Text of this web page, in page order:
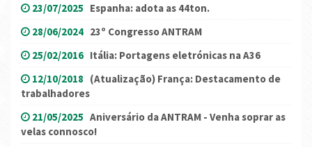
23/07/2025 Espanha: adota as 44ton.
28/06/2024 23º Congresso ANTRAM
25/02/2016 Itália: Portagens eletrónicas na A36
12/10/2018 (Atualização) França: Destacamento de
trabalhadores
21/05/2025 Aniversário da ANTRAM - Venha soprar as
velas connosco!